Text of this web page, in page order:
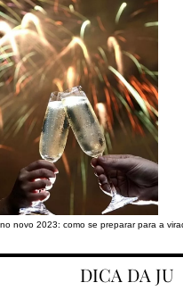
novo 2023: como se preparar para a
DICA DA JU